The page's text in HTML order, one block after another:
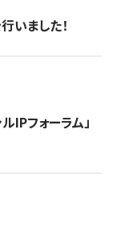
いました！
IPフォーラム」